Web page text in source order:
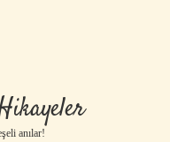
anılar!